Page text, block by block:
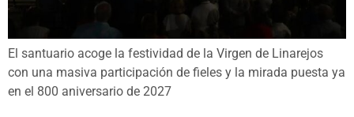
El santuario acoge la festividad de la Virgen de Linarejos
con una masiva participación de fieles y la mirada puesta ya
en el 800 aniversario de 2027